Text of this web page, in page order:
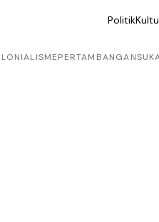
Politik
PERTAMBANGAN